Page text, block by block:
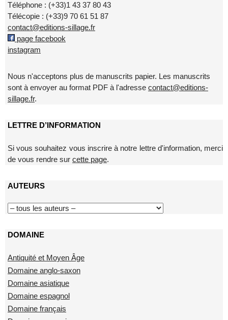
Téléphone : (+33)1 43 37 80 43
Télécopie : (+33)9 70 61 51 87
contact@editions-sillage.fr
page facebook
instagram
Nous n'acceptons plus de manuscrits papier. Les manuscrits
sont à envoyer au format PDF à l'adresse contact@editions-
sillage.fr.
LETTRE D’INFORMATION
Si vous souhaitez vous inscrire à notre lettre d'information, merci
de vous rendre sur cette page.
AUTEURS
DOMAINE
Antiquité et Moyen Âge
Domaine anglo-saxon
Domaine asiatique
Domaine espagnol
Domaine français